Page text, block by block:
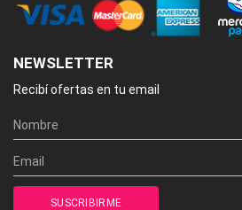
NEWSLETTER
Recibí ofertas en tu email